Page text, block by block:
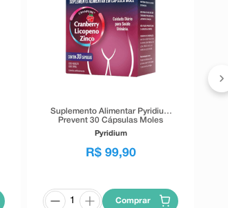
Suplemento Alimentar Pyridium
Prevent 30 Cápsulas Moles
Pyridium
R$ 99,90
Comprar